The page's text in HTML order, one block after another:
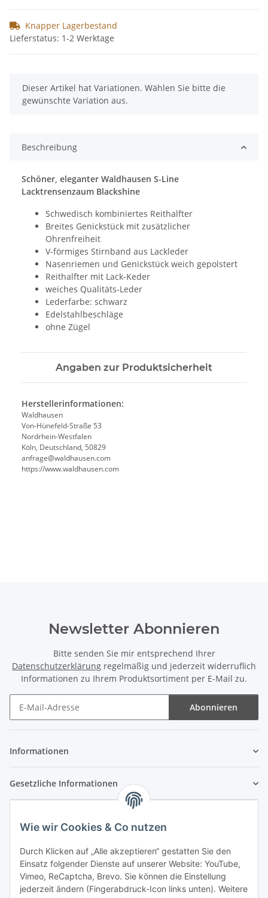
Wie wir Cookies & Co nutzen
Durch Klicken auf „Alle akzeptieren“ gestatten Sie den
Einsatz folgender Dienste auf unserer Website: YouTube,
Vimeo, ReCaptcha, Brevo. Sie können die Einstellung
jederzeit ändern (Fingerabdruck-Icon links unten). Weitere
Knapper Lagerbestand
Lieferstatus: 1-2 Werktage
x
Dieser Artikel hat Variationen. Wählen Sie bitte die
gewünschte Variation aus.
Beschreibung
Schöner, eleganter Waldhausen S-Line
Lacktrensenzaum Blackshine
Schwedisch kombiniertes Reithalfter
Breites Genickstück mit zusätzlicher
Ohrenfreiheit
V-förmiges Stirnband aus Lackleder
Nasenriemen und Genickstück weich gepolstert
Reithalfter mit Lack-Keder
weiches Qualitäts-Leder
Lederfarbe: schwarz
Edelstahlbeschläge
ohne Zügel
Angaben zur Produktsicherheit
Herstellerinformationen:
Waldhausen
Von-Hünefeld-Straße 53
Nordrhein-Westfalen
Köln, Deutschland, 50829
anfrage@waldhausen.com
https://www.waldhausen.com
Newsletter Abonnieren
Bitte senden Sie mir entsprechend Ihrer
Datenschutzerklärung regelmäßig und jederzeit widerruflich
Informationen zu Ihrem Produktsortiment per E-Mail zu.
Abonnieren
Informationen
Gesetzliche Informationen